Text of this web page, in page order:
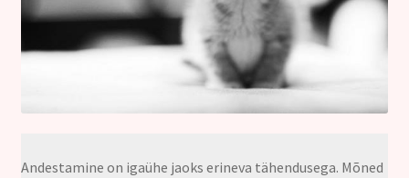
Kontakt
Andestamine on igaühe jaoks erineva tähendusega. Mõned